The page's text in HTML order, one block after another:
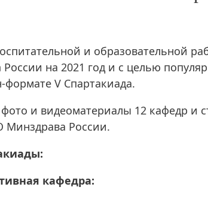
и образовательной
на 2021 год и с целью
формате V Спартакиада.
и видеоматериалы 12 кафедр и
России.
кафедра: